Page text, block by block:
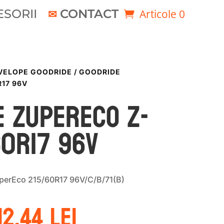
CONTACT Articole 0
GOODRIDE / GOODRIDE
96V
ZUPERECO Z-
96V
215/60R17 96V/C/B/71(B)